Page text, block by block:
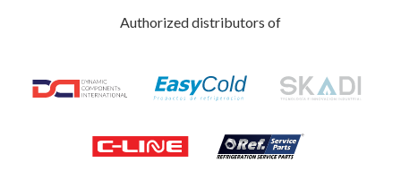
Authorized distributors of